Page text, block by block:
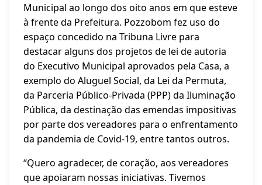
Municipal ao longo dos oito anos em que esteve
à frente da Prefeitura. Pozzobom fez uso do
espaço concedido na Tribuna Livre para
destacar alguns dos projetos de lei de autoria
do Executivo Municipal aprovados pela Casa, a
exemplo do Aluguel Social, da Lei da Permuta,
da Parceria Público-Privada (PPP) da Iluminação
Pública, da destinação das emendas impositivas
por parte dos vereadores para o enfrentamento
da pandemia de Covid-19, entre tantos outros.
“Quero agradecer, de coração, aos vereadores
que apoiaram nossas iniciativas. Tivemos